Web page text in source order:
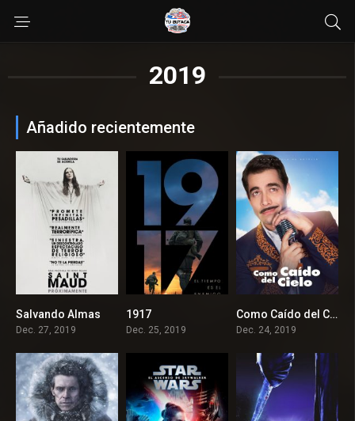
2019
Añadido recientemente
6.7
Salvando Almas
Dec. 27, 2019
1917
Dec. 25, 2019
6.5Como Caído del Cielo
Dec. 24, 2019